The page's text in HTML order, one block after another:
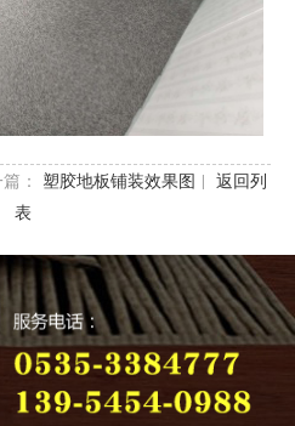
： 塑胶地板铺装效果图 |
返回列
表